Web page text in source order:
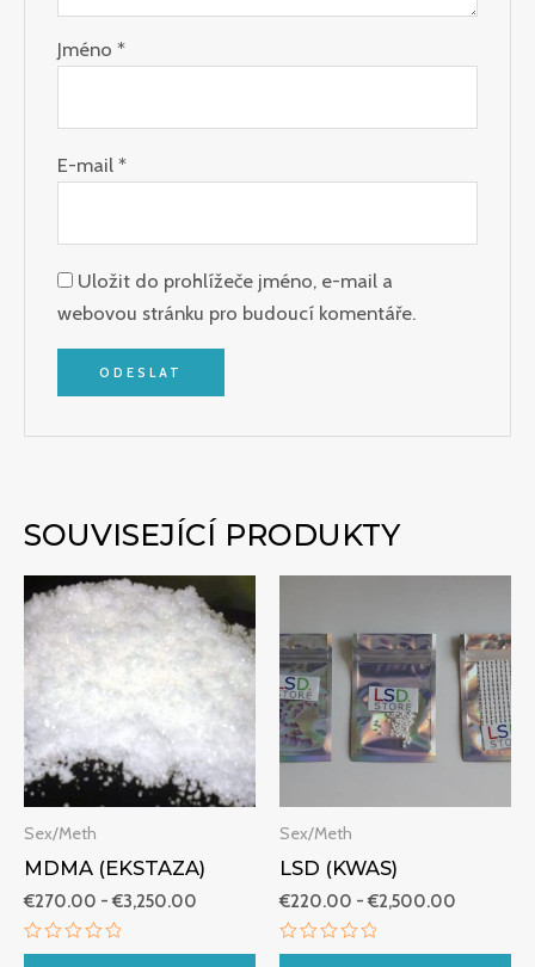
Jméno*
E-mail*
Uložit do prohlížeče jméno, e-mail a
webovou stránku pro budoucí komentáře.
SOUVISEJÍCÍ PRODUKTY
Sex/Meth
MDMA (EKSTAZA)
€270.00 - €3,250.00
Rozpětí
cen:
€270.00
€3,250.00
Hodnocení
Sex/Meth
LSD (KWAS)
€220.00 - €2,500.00
€220.00
až
Hodnocení